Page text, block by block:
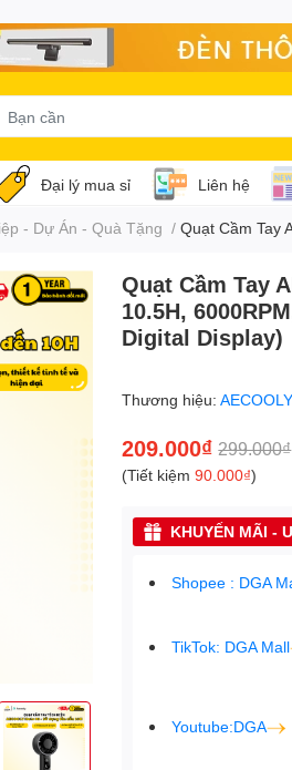
Đại lý mua sỉ Liên hệ
- Dự Án - Quà Tặng / Quạt Cầm Tay
Quạt Cầm Tay
10.5H,
Digital Display)
Thương hiệu:AECOOLY
209.000₫ 299.000₫
(Tiết kiệm90.000₫)
KHUYẾN MÃI -
Shopee : DGA
TikTok: DGA Mall
Youtube:DGA